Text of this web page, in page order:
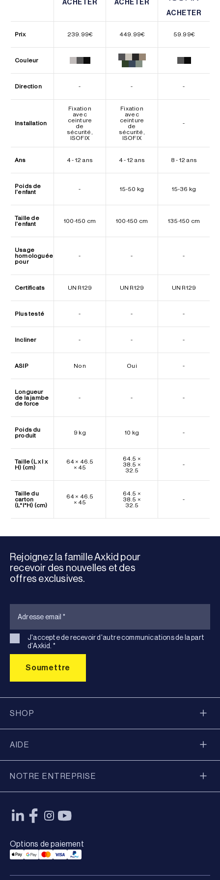
ACHETER
ACHETER
ACHETER
ACHETER
Prix 239.99€ 449.99€ 59.99€
Couleur
Direction - - -
Installation
Fixation
avec
ceinture
de
sécurité,
ISOFIX
Fixation
avec
ceinture
de
sécurité,
ISOFIX
-
Ans 4 - 12 ans 4 - 12 ans 8 - 12 ans
Poids de
l'enfant
- 15-50 kg 15-36 kg
Taille de
l'enfant
100-150 cm 100-150 cm 135-150 cm
Usage
homologuée
pour
- - -
Certificats UN R129 UN R129 UN R129
Plus testé - - -
Incliner - - -
ASIP Non Oui -
Longueur
de la jambe
de force
- - -
Poids du
produit
9 kg 10 kg -
Taille (L x l x
H) (cm)
64 × 46.5
× 45
64.5 ×
38.5 ×
32.5
-
Taille du
carton
(L*l*H) (cm)
64 × 46.5
× 45
64.5 ×
38.5 ×
32.5
-
Rejoignez la famille Axkid pour
recevoir des nouvelles et des
offres exclusives.
J'accepte de recevoir d'autre communications de la part
d'Axkid. *
SHOP
AIDE
NOTRE ENTREPRISE
Options de paiement
Applepay Payment
Googlepay Payment
Mastercard Payment
Visa Payment
Paypal Payment